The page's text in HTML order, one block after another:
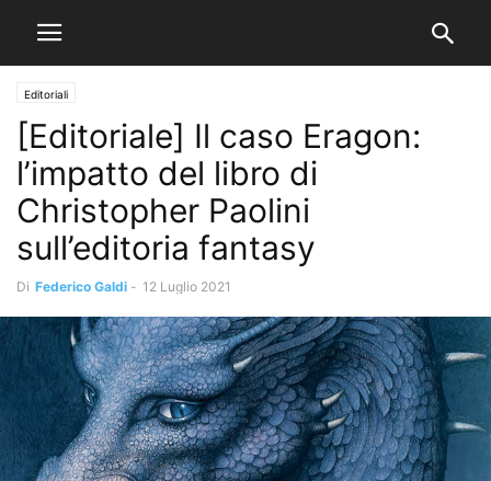
Editoriali
[Editoriale] Il caso Eragon:
l’impatto del libro di
Christopher Paolini
sull’editoria fantasy
Di Federico Galdi - 12 Luglio 2021